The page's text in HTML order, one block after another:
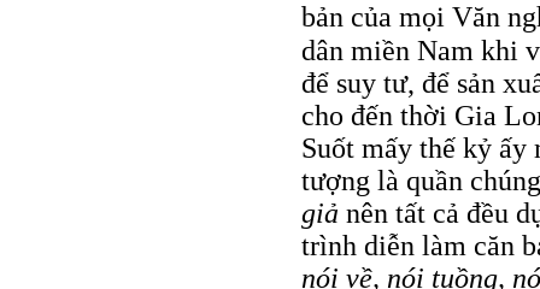
bản của mọi Văn
dân miền Nam khi
để suy tư, để sản
cho đến thời Gia
Suốt mấy thế kỷ ấy
tượng là quần
giả nên tất cả đều
trình diễn làm căn
nói về, nói tuồng,